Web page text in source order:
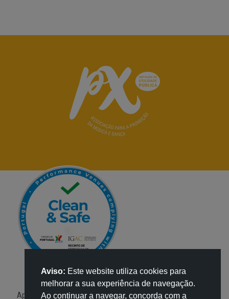
Apoio:
Aviso: Este website utiliza cookies para
melhorar a sua experiência de navegação.
Ao continuar a navegar, concorda com a